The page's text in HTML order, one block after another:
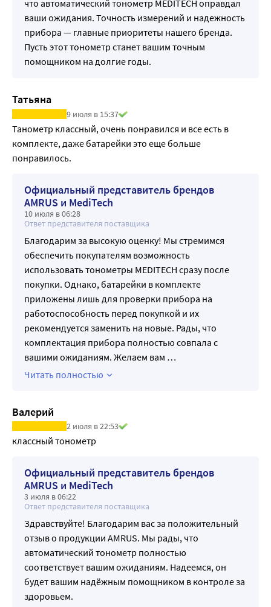
• В комплект входит увеличенная манжета, на
окружность руки 22-40 см.
• Возможность подключения манжет разного размера.
• Индикация низкого уровня заряда источника питания.
• Звуковая индикация начала и окончания измерения.
Характеристики:
Модель МТ-50
Применение На плечо
Метод измерения Осциллометрический
Интеллектуальная система IQ SYSTEM
Пределы измерения Давление в манжете от 0 до 300 мм
Пульс от 30 до 180 1/мин.
Погрешность измерения
Избыточное давление в манжете ±3 мм рт.ст. в диапазоне
от 0 до 300 мм рт. ст.
Частота пульса ±5%
Функции Индикация аритмии Да
Индикация давления По классификации ВОЗ
Индикация времени Месяц, день, час, минута
Усреднение результатов Последние три измерения
Индикация разряда источника питания Да
Нагнетание Автоматическое
Отключение Автоматическое
Самодиагностика Индикация ошибки
Голосовой режим Нет
Емкость памяти 2 пользователя х 60 измерений
Размер ЖК дисплея 84,1 х 55,1 мм
Сетевой адаптер в комплекте да
Возможность подключения сетевого адаптера да
Габариты манжеты в комплекте Увеличенная (на окруж.
Размер пневмокамеры 220±20 х 130±10 мм
Возможность использования манжет другого размера
Стандартная (на окруж.руки 22-36 см.)
Детская (на окруж. руки 16-24 см.)
Увеличенная (на окруж. руки 32-45 см.)
Условия эксплуатации Температура от 10 до 40 °С
что автоматический тонометр MEDITECH оправдал
ваши ожидания. Точность измерений и надежность
прибора — главные приоритеты нашего бренда.
Пусть этот тонометр станет вашим точным
помощником на долгие годы.
Татьяна
9 июля в 15:37
Танометр классный, очень понравился и все есть в
комплекте, даже батарейки это еще больше
понравилось.
Официальный представитель брендов
AMRUS и MediTech
10 июля в 06:28
Ответ представителя поставщика
Благодарим за высокую оценку! Мы стремимся
обеспечить покупателям возможность
использовать тонометры MEDITECH сразу после
покупки. Однако, батарейки в комплекте
приложены лишь для проверки прибора на
работоспособность перед покупкой и их
рекомендуется заменить на новые. Рады, что
комплектация прибора полностью совпала с
вашими ожиданиям. Желаем вам …
Читать полностью
Валерий
2 июля в 22:53
классный тонометр
Официальный представитель брендов
AMRUS и MediTech
3 июля в 06:22
Ответ представителя поставщика
Здравствуйте! Благодарим вас за положительный
отзыв о продукции AMRUS. Мы рады, что
автоматический тонометр полностью
соответствует вашим ожиданиям. Надеемся, он
будет вашим надёжным помощником в контроле за
здоровьем.